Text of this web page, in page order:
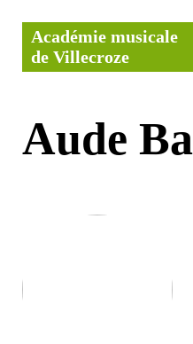
contenu.
Aller
à
personnels
Académie musicale
de Villecroze
Aude